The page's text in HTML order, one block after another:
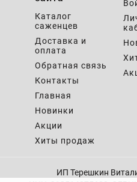
Каталог
саженцев
Доставка и
оплата
Обратная связь
Контакты
Главная
Новинки
Акции
Хиты продаж
ИП Терешкин